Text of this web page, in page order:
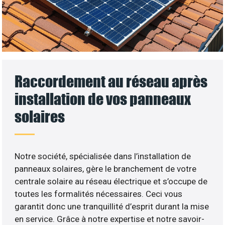
Raccordement au réseau après
installation de vos panneaux
solaires
Notre société, spécialisée dans l’installation de
panneaux solaires, gère le branchement de votre
centrale solaire au réseau électrique et s’occupe de
toutes les formalités nécessaires. Ceci vous
garantit donc une tranquillité d’esprit durant la mise
en service. Grâce à notre expertise et notre savoir-